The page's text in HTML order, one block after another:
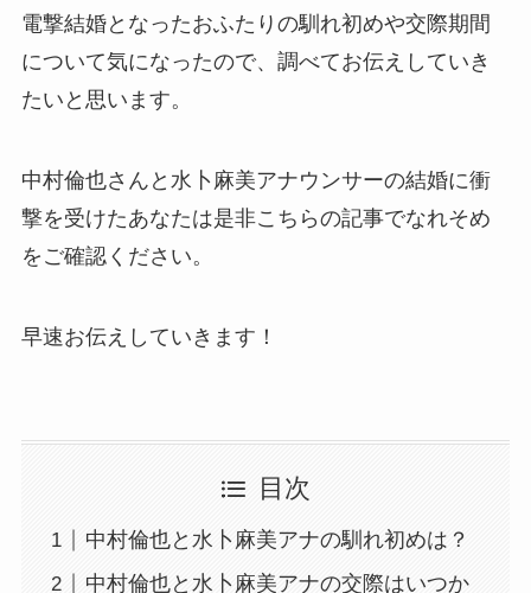
電撃結婚となったおふたりの馴れ初めや交際期間
について気になったので、調べてお伝えしていき
たいと思います。
中村倫也さんと水卜麻美アナウンサーの結婚に衝
撃を受けたあなたは是非こちらの記事でなれそめ
をご確認ください。
早速お伝えしていきます！
目次
中村倫也と水卜麻美アナの馴れ初めは？
中村倫也と水卜麻美アナの交際はいつか